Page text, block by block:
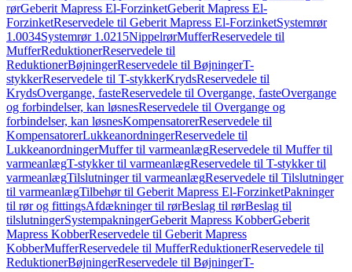
rørGeberit Mapress El-ForzinketGeberit Mapress El-
ForzinketReservedele til Geberit Mapress El-ForzinketSystemrør
1.0034Systemrør 1.0215NippelrørMufferReservedele til
MufferReduktionerReservedele til
ReduktionerBøjningerReservedele til BøjningerT-
stykkerReservedele til T-stykkerKrydsReservedele til
KrydsOvergange, fasteReservedele til Overgange, fasteOvergange
og forbindelser, kan løsnesReservedele til Overgange og
forbindelser, kan løsnesKompensatorerReservedele til
KompensatorerLukkeanordningerReservedele til
LukkeanordningerMuffer til varmeanlægReservedele til Muffer til
varmeanlægT-stykker til varmeanlægReservedele til T-stykker til
varmeanlægTilslutninger til varmeanlægReservedele til Tilslutninger
til varmeanlægTilbehør til Geberit Mapress El-ForzinketPakninger
til rør og fittingsAfdækninger til rørBeslag til rørBeslag til
tilslutningerSystempakningerGeberit Mapress KobberGeberit
Mapress KobberReservedele til Geberit Mapress
KobberMufferReservedele til MufferReduktionerReservedele til
ReduktionerBøjningerReservedele til BøjningerT-